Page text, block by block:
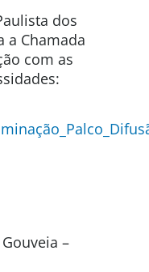
dos
a Chamada
com as
–